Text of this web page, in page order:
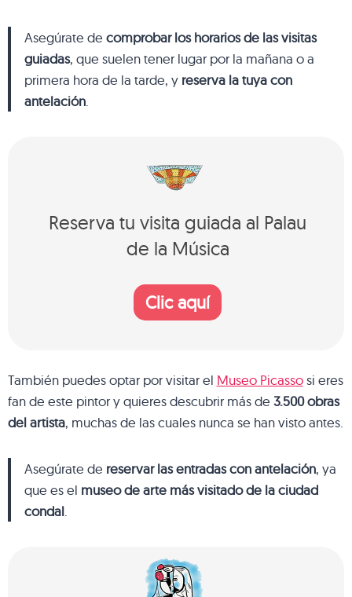
Asegúrate de comprobar los horarios de las visitas
guiadas, que suelen tener lugar por la mañana o a
primera hora de la tarde, y reserva la tuya con
antelación.
Reserva tu visita guiada al Palau
de la Música
Clic aquí
También puedes optar por visitar el Museo Picassosi eres
fan de este pintor y quieres descubrir más de 3.500 obras
del artista, muchas de las cuales nunca se han visto antes.
Asegúrate de reservar las entradas con antelación, ya
que es el museo de arte más visitado de la ciudad
condal.